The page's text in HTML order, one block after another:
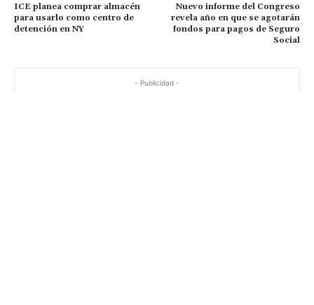
ICE planea comprar almacén
para usarlo como centro de
detención en NY
Nuevo informe del Congreso
revela año en que se agotarán
fondos para pagos de Seguro
Social
- Publicidad -